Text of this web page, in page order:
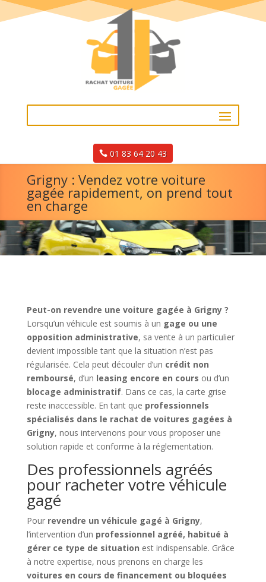
01 83 64 20 43
Grigny : Vendez votre voiture
gagée rapidement, on prend tout
en charge
Peut-on revendre une voiture gagée à Grigny ?
Lorsqu’un véhicule est soumis à un gage ou une
opposition administrative, sa vente à un particulier
devient impossible tant que la situation n’est pas
régularisée. Cela peut découler d’un crédit non
remboursé, d’un leasing encore en cours ou d’un
blocage administratif. Dans ce cas, la carte grise
reste inaccessible. En tant que professionnels
spécialisés dans le rachat de voitures gagées à
Grigny, nous intervenons pour vous proposer une
solution rapide et conforme à la réglementation.
Des professionnels agréés
pour racheter votre véhicule
gagé
Pour revendre un véhicule gagé à Grigny,
l’intervention d’un professionnel agréé, habitué à
gérer ce type de situation est indispensable. Grâce
à notre expertise, nous prenons en charge les
voitures en cours de financement ou bloquées